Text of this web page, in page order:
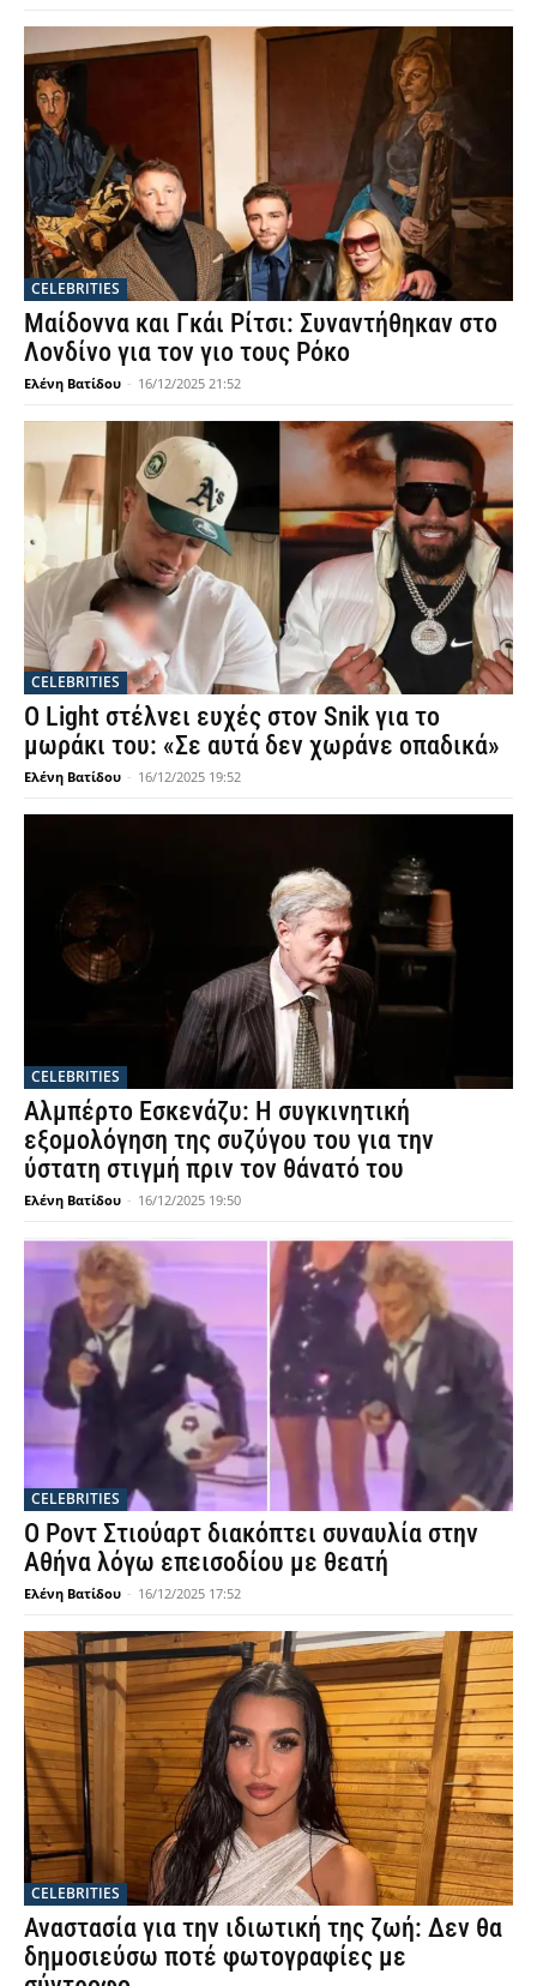
CELEBRITIES
Μαίδοννα και Γκάι Ρίτσι: Συναντήθηκαν στο
Λονδίνο για τον γιο τους Ρόκο
Ελένη Βατίδου - 16/12/2025 21:52
CELEBRITIES
Ο Light στέλνει ευχές στον Snik για το
μωράκι του: «Σε αυτά δεν χωράνε οπαδικά»
Ελένη Βατίδου - 16/12/2025 19:52
CELEBRITIES
Αλμπέρτο Εσκενάζυ: Η συγκινητική
εξομολόγηση της συζύγου του για την
ύστατη στιγμή πριν τον θάνατό του
Ελένη Βατίδου - 16/12/2025 19:50
CELEBRITIES
Ο Ροντ Στιούαρτ διακόπτει συναυλία στην
Αθήνα λόγω επεισοδίου με θεατή
Ελένη Βατίδου - 16/12/2025 17:52
CELEBRITIES
Αναστασία για την ιδιωτική της ζωή: Δεν θα
δημοσιεύσω ποτέ φωτογραφίες με